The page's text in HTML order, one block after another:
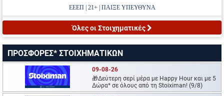
ΕΕΕΠ | 21+ | ΠΑΙΞΕ ΥΠΕΥΘΥΝΑ
Όλες οι Στοιχηματικές
ΠΡΟΣΦΟΡΕΣ* ΣΤΟΙΧΗΜΑΤΙΚΩΝ
09-08-26
🎁Δεύτερη σερί μέρα με Happy Hour και με 5
Δώρα* σε όλους από τη Stoiximan! (9/8)